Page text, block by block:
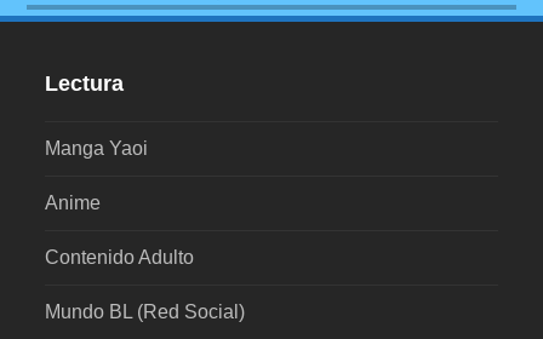
Lectura
Manga Yaoi
Anime
Contenido Adulto
Mundo BL (Red Social)